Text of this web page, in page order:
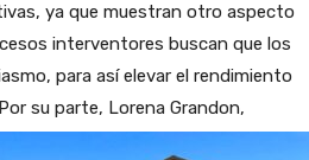
ya que muestran otro aspecto
interventores buscan que los
para así elevar el rendimiento
Por su parte, Lorena Grandon,